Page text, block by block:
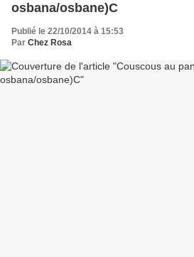
osbana/osbane)C
Publié le 22/10/2014 à 15:53
Par Chez Rosa